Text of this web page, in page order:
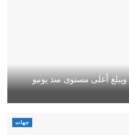
أعلى مستوى منذ يونيو
جهات